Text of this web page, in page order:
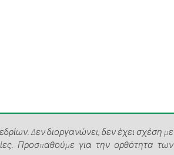
Δεν διοργανώνει, δεν έχει σχέση με
Προσπαθούμε για την ορθότητα των